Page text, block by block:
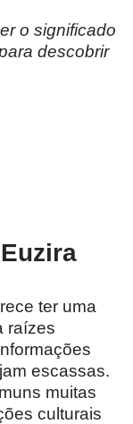
o significado
descobrir
Euzira
ter uma
raízes
escassas.
muitas
culturais